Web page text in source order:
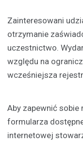
Zainteresowani
otrzymanie
uczestnictwo.
względu na
wcześniejsza
Aby zapewnić sobie
formularza
internetowej